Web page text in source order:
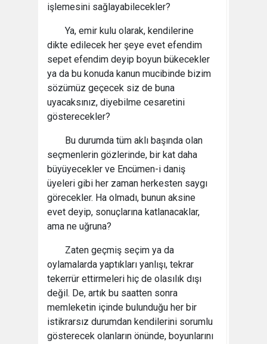
işlemesini sağlayabilecekler?
Ya, emir kulu olarak, kendilerine
dikte edilecek her şeye evet efendim
sepet efendim deyip boyun bükecekler
ya da bu konuda kanun mucibinde bizim
sözümüz geçecek siz de buna
uyacaksınız, diyebilme cesaretini
gösterecekler?
Bu durumda tüm aklı başında olan
seçmenlerin gözlerinde, bir kat daha
büyüyecekler ve Encümen-i daniş
üyeleri gibi her zaman herkesten saygı
görecekler. Ha olmadı, bunun aksine
evet deyip, sonuçlarına katlanacaklar,
ama ne uğruna?
Zaten geçmiş seçim ya da
oylamalarda yaptıkları yanlışı, tekrar
tekerrür ettirmeleri hiç de olasılık dışı
değil. De, artık bu saatten sonra
memleketin içinde bulunduğu her bir
istikrarsız durumdan kendilerini sorumlu
gösterecek olanların önünde, boyunlarını